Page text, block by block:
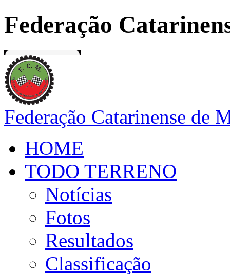
Federação
Federação Catarinense de
HOME
TODO TERRENO
Notícias
Fotos
Resultados
Classificação